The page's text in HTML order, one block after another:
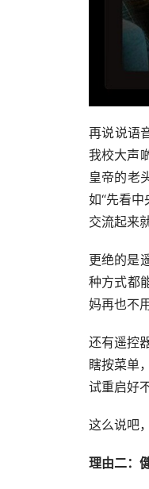
再说说语
我校大声
皇帝的老
如“先看
交流起来
更绝的是
种方式都
妈再也不
还有遥控
瞎按菜单
试重启好
这么说吧
理由二：